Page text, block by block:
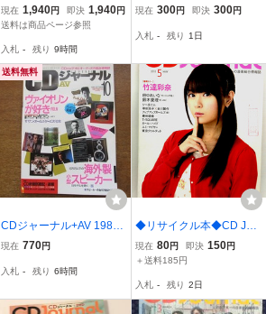
ジャーナル＋AV 1993年1
月 黒人の音楽 ニューディ
ボーイズⅡメン
現在 1,940円 即決 1,940円
送料は商品ページ参照
入札 - 残り 9時間
ル 2021年秋号 内田雄
ット
現在 300円 即決 300円
入札 - 残り 1日
送料無料
CDジャーナル+AV 1988.
10●久保田利伸/大貫妙子/
テラ/ボン・ジョヴィ/サザ
現在 770円
入札 - 残り 6時間
◆リサイクル本◆CD Jou
rnal [ジャーナル] 2013年5
月号 ◆音楽出版社
現在 80円 即決 150円
＋送料185円
入札 - 残り 2日